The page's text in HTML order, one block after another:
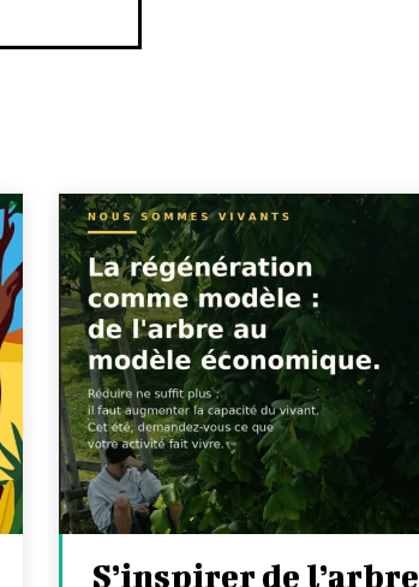
S’inspirer de l’arbre